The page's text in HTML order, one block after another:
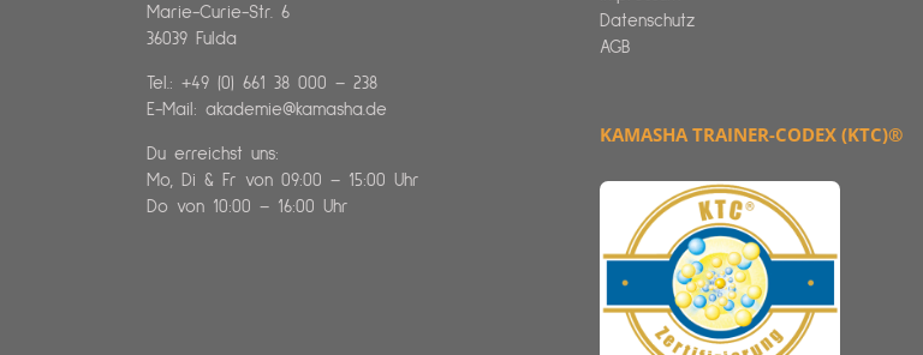
Marie-Curie-Str. 6
36039 Fulda
Tel.: +49 (0) 661 38 000 – 238
E-Mail: akademie@kamasha.de
Du erreichst uns:
Mo, Di & Fr von 09:00 – 15:00 Uhr
Do von 10:00 – 16:00 Uhr
Datenschutz
AGB
KAMASHA TRAINER-CODEX (KTC)®